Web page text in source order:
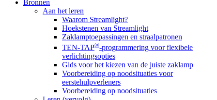
Bronnen
Aan het leren
Waarom Streamlight?
Hoekstenen van Streamlight
Zaklamptoepassingen en straalpatronen
TEN-TAP®-programmering voor flexibele
verlichtingsopties
Gids voor het kiezen van de juiste zaklamp
Voorbereiding op noodsituaties voor
eerstehulpverleners
Voorbereiding op noodsituaties